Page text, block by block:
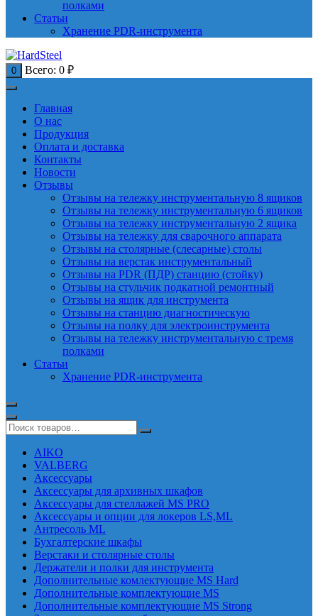
полками
Статьи
Хранение PDR-инструмента
0 Всего: 0 ₽
Главная
О нас
Продукция
Оплата и доставка
Контакты
Новости
Отзывы
Отзывы на тележку инструментальную 8 ящиков
Отзывы на тележку инструментальную 6 ящиков
Отзывы на тележку инструментальную 2 ящика
Отзывы на тележку для сварочного аппарата
Отзывы на столярные (слесарные) столы
Отзывы на верстак инструментальный
Отзывы на PDR (ПДР) станцию (стойку)
Отзывы на стульчик подкатной ремонтный
Отзывы на ящик для инструмента
Отзывы на станцию диагностическую
Отзывы на полку для электроинструмента
Отзывы на тележку инструментальную с тремя
полками
Статьи
Хранение PDR-инструмента
AIKO
VALBERG
Аксессуары
Аксессуары для архивных шкафов
Аксессуары для стеллажей MS PRO
Аксессуары и опции для локеров LS,ML
Антресоль ML
Бухгалтерские шкафы
Верстаки и столярные столы
Держатели и полки для инструмента
Дополнительные комлектующие MS Hard
Дополнительные комплектующие MS
Дополнительные комплектующие MS Strong